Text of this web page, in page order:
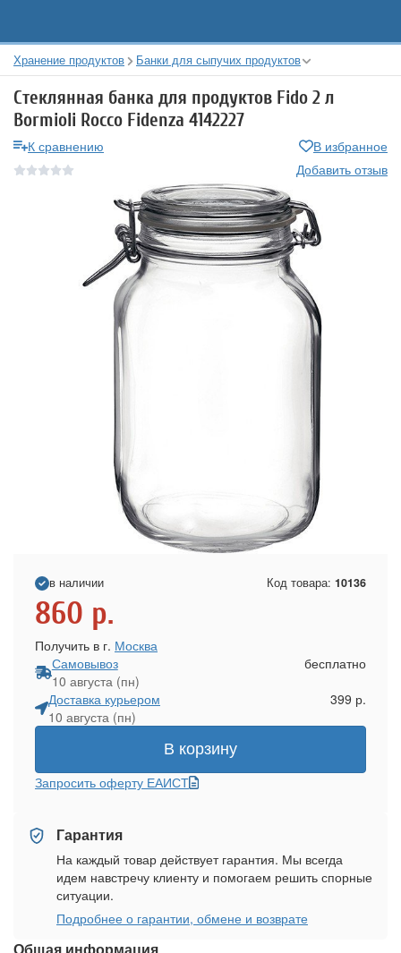
Хранение продуктов Банки для сыпучих продуктов
Стеклянная банка для продуктов Fido 2 л
Bormioli Rocco Fidenza 4142227
К сравнению
В избранное
Добавить отзыв
в наличии Код товара: 10136
860 р.
Получить в г. Москва
Самовывоз
10 августа (пн)
бесплатно
Доставка курьером
10 августа (пн)
399 р.
В корзину
Запросить оферту ЕАИСТ
Гарантия
На каждый товар действует гарантия. Мы всегда
идем навстречу клиенту и помогаем решить спорные
ситуации.
Подробнее о гарантии, обмене и возврате